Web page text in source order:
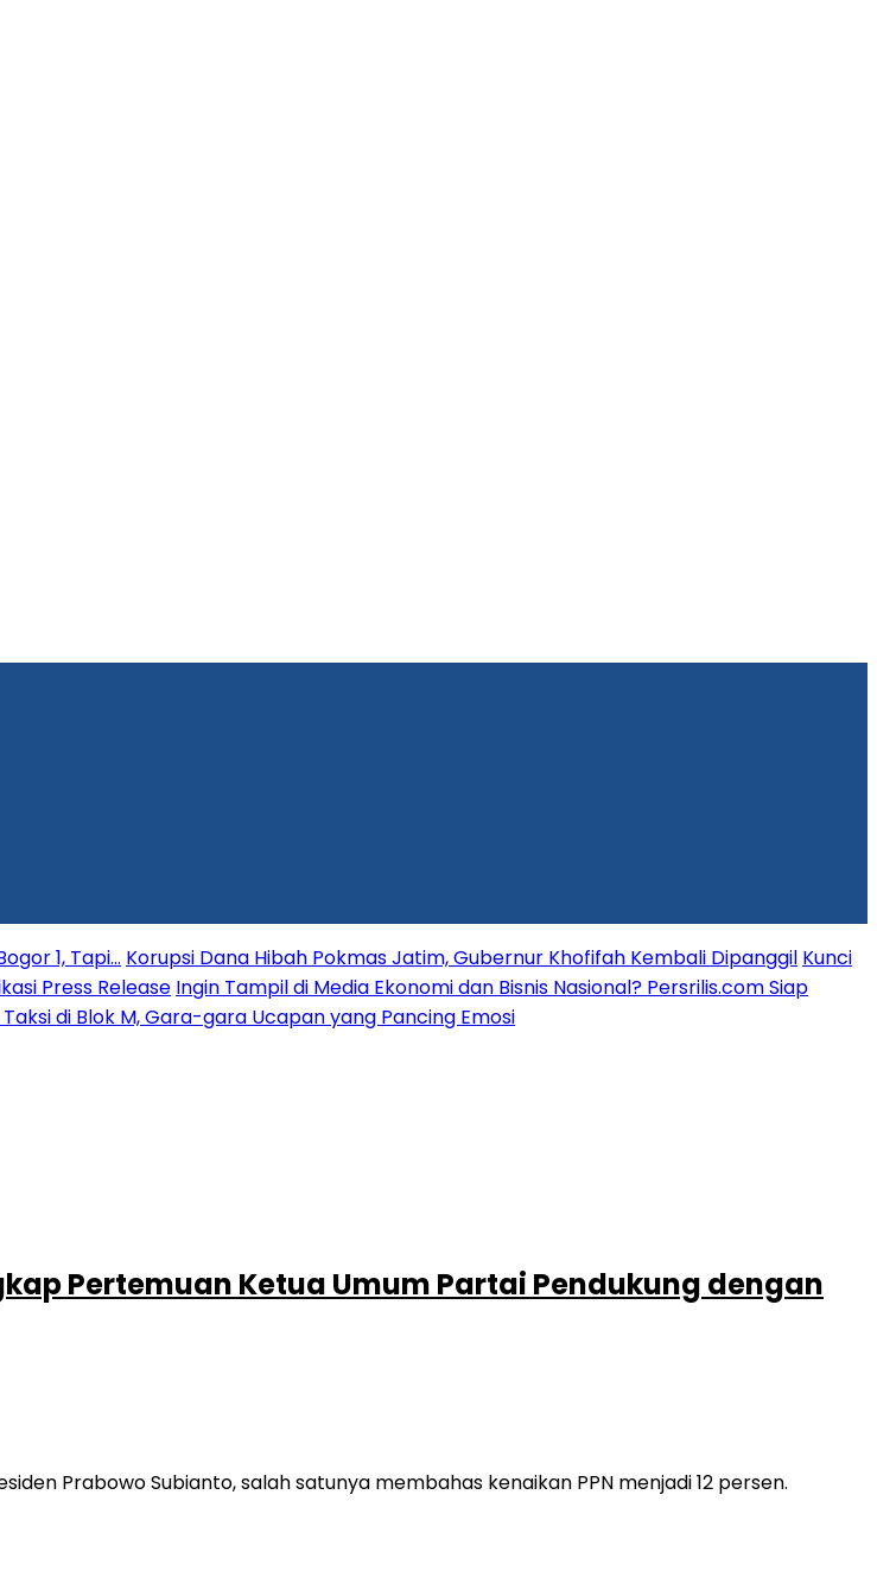
1, Tapi… Korupsi Dana Hibah Pokmas Jatim, Gubernur Khofifah Kembali Dipanggil Kunci
Press Release Ingin Tampil di Media Ekonomi dan Bisnis Nasional? Persrilis.com Siap
di Blok M, Gara-gara Ucapan yang Pancing Emosi
Pertemuan Ketua Umum Partai Pendukung dengan
Prabowo Subianto, salah satunya membahas kenaikan PPN menjadi 12 persen.